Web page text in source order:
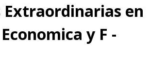
Extraordinarias en
y F -